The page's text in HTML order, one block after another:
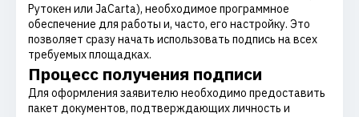
Рутокен или JaCarta), необходимое программное
обеспечение для работы и, часто, его настройку. Это
позволяет сразу начать использовать подпись на всех
требуемых площадках.
Процесс получения подписи
Для оформления заявителю необходимо предоставить
пакет документов, подтверждающих личность и